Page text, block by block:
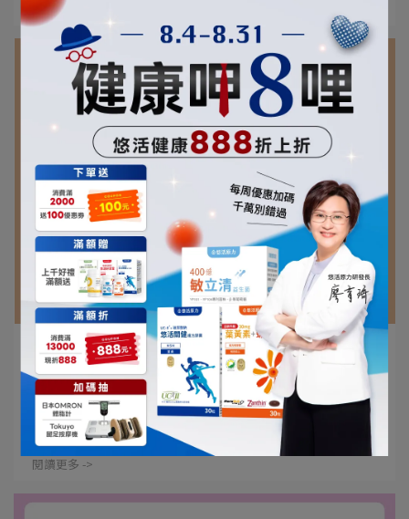
閱讀更多 ->
穀胱甘肽功效、副作用全解析，營養師告訴
你怎麼挑選！
廖育琦 研發長 | 2025-03-12
你認識穀胱甘肽嗎？市面上很多產品如膠原蛋白、⋯
閱讀更多 ->